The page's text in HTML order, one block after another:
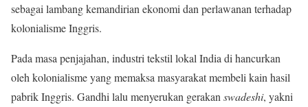
sebagai lambang kemandirian ekonomi dan perlawanan terhadap
kolonialisme Inggris.
Pada masa penjajahan, industri tekstil lokal India di hancurkan
oleh kolonialisme yang memaksa masyarakat membeli kain hasil
pabrik Inggris. Gandhi lalu menyerukan gerakan swadeshi, yakni